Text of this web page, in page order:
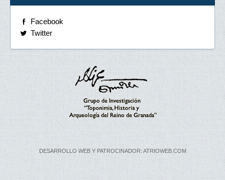
Facebook
Twitter
DESARROLLO WEB Y PATROCINADOR: ATRIOWEB.COM